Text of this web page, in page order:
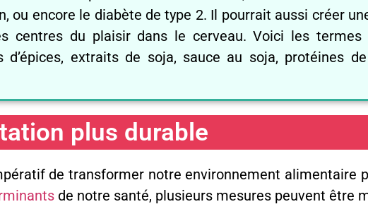
ou encore le diabète de type 2. Il pourrait aussi créer
centres du plaisir dans le cerveau. Voici les
d’épices, extraits de soja, sauce au soja, protéines
plus durable
de transformer notre environnement alimentaire
de notre santé, plusieurs mesures peuvent être